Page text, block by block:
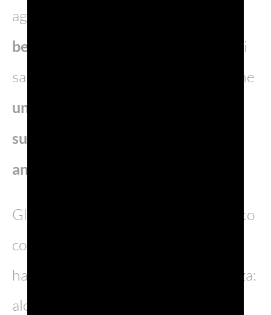
aggiunge
benefica
di raccolta fondi per i centri
sanitari che assistono i bambini anche
un’azione di sensibilizzazione
sull’adozione consapevole degli
animali
Gli atleti protagonisti hanno veicolato
con entusiasmo il messaggio. Tutti
hanno posato con grande naturalezza:
alcuni, anzi, hanno coinvolto i propri